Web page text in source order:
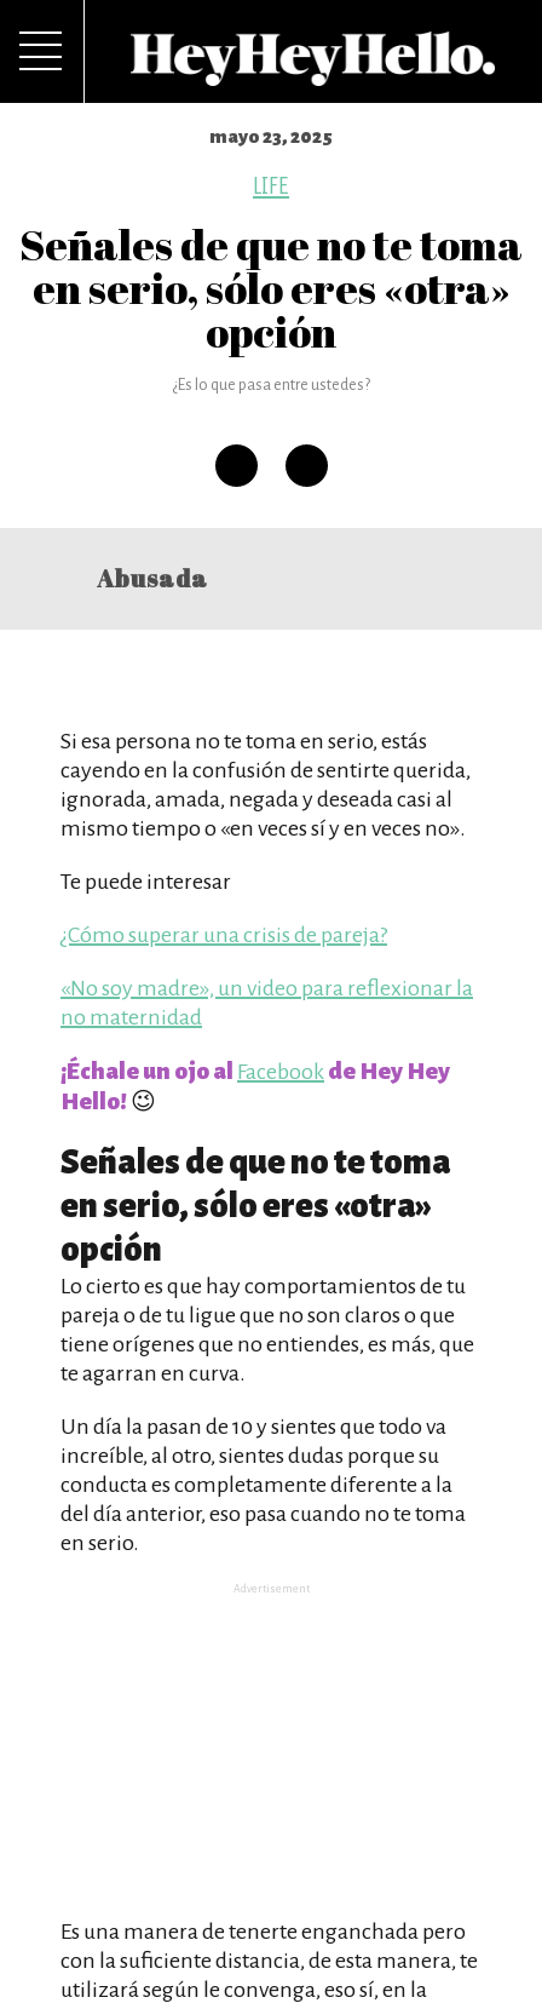
mayo 23, 2025
LIFE
Señales de que no te toma
en serio, sólo eres «otra»
opción
¿Es lo que pasa entre ustedes?
Abusada
Si esa persona no te toma en serio, estás
cayendo en la confusión de sentirte querida,
ignorada, amada, negada y deseada casi al
mismo tiempo o «en veces sí y en veces no».
Te puede interesar
¿Cómo superar una crisis de pareja?
«No soy madre», un video para reflexionar la
no maternidad
¡Échale un ojo al Facebook de Hey Hey
Hello! 😉
Señales de que no te toma
en serio, sólo eres «otra»
opción
Lo cierto es que hay comportamientos de tu
pareja o de tu ligue que no son claros o que
tiene orígenes que no entiendes, es más, que
te agarran en curva.
Un día la pasan de 10 y sientes que todo va
increíble, al otro, sientes dudas porque su
conducta es completamente diferente a la
del día anterior, eso pasa cuando no te toma
en serio.
Advertisement
Es una manera de tenerte enganchada pero
con la suficiente distancia, de esta manera, te
utilizará según le convenga, eso sí, en la